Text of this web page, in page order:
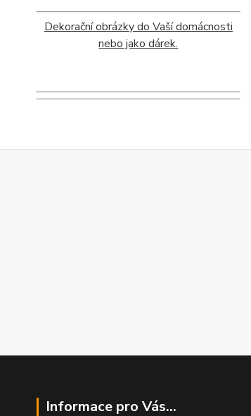
Dekorační obrázky do Vaší domácnosti
nebo jako dárek.
Informace pro Vás...